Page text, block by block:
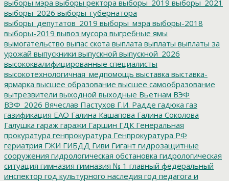
выборы мэра выборы ректора выборы_2019 выборы_2021
выборы_2026 выборы_губернатора
выборы_депутатов_2019 выборы_мэра выборы-2018
выборы-2019 вывоз мусора выгребные ямы
вымогательство выпас скота выплата выплаты выплаты за
урожай выпускники выпускной выпускной_2026
высококвалифицированные специалисты
высокотехнологичная_медпомощь выставка выставка-
ярмарка высшее образование высшее самообразование
вытрезвители выходной выходные Вьетнам ВЭФ
ВЭФ_2026 Вячеслав Пастухов Г.И. Радде гадюка газ
газификация ЕАО Галина Кашапова Галина Соколова
Галушка гараж гаражи Гаршин ГДК Генеральная
прокуратура генпрокуратура Генпрокуратура РФ
гериатрия ГЖИ ГИБДД Гиви Гигант гидрозащитные
сооружения гидрологическая обстановка гидрологическая
ситуация гимназия гимназия № 1 главный федеральный
инспектор год культурного наследия год педагога и